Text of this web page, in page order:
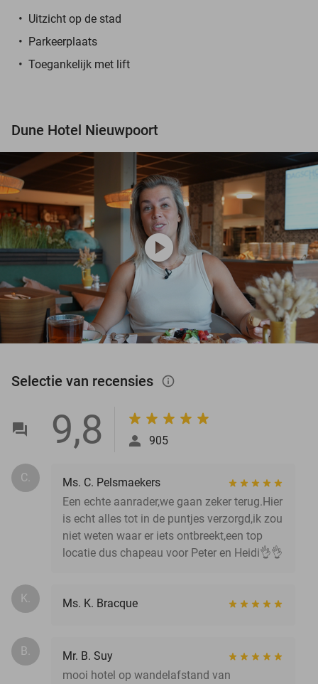
Uitzicht op de stad
Parkeerplaats
Toegankelijk met lift
Dune Hotel Nieuwpoort
play_circle
Selectie van recensies info_outlined
9,8 905
C.
Ms. C. Pelsmaekers
Een echte aanrader,we gaan zeker terug.Hier
is echt alles tot in de puntjes verzorgd,ik zou
niet weten waar er iets ontbreekt,een top
locatie dus chapeau voor Peter en Heidi👌👌
K. Ms. K. Bracque
B.
Mr. B. Suy
mooi hotel op wandelafstand van